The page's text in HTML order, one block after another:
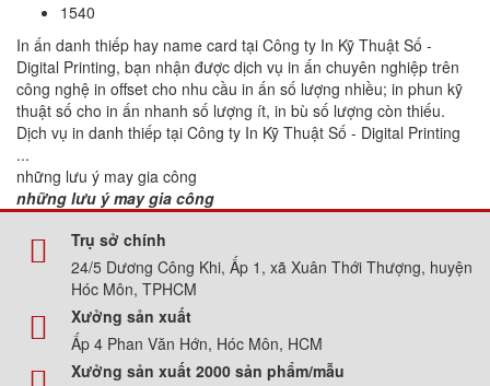
1540
In ấn danh thiếp hay name card tại Công ty In Kỹ Thuật Số -
Digital Printing, bạn nhận được dịch vụ in ấn chuyên nghiệp trên
công nghệ in offset cho nhu cầu in ấn số lượng nhiều; in phun kỹ
thuật số cho in ấn nhanh số lượng ít, in bù số lượng còn thiếu.
Dịch vụ in danh thiếp tại Công ty In Kỹ Thuật Số - Digital Printing
...
những lưu ý may gia công
những lưu ý may gia công
Trụ sở chính
24/5 Dương Công Khi, Ấp 1, xã Xuân Thới Thượng, huyện
Hóc Môn, TPHCM
Xưởng sản xuất
Ấp 4 Phan Văn Hớn, Hóc Môn, HCM
Xưởng sản xuất 2000 sản phẩm/mẫu